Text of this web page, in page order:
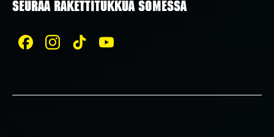
SEURAA RAKETTITUKKUA SOMESSA